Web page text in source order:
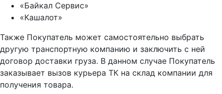
«Байкал Сервис»
«Кашалот»
Также Покупатель может самостоятельно выбрать
другую транспортную компанию и заключить с ней
договор доставки груза. В данном случае Покупатель
заказывает вызов курьера ТК на склад компании для
получения товара.